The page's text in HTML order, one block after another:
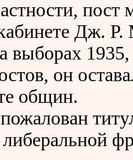
пост
Дж. Р.
выборах 1935,
он
общин.